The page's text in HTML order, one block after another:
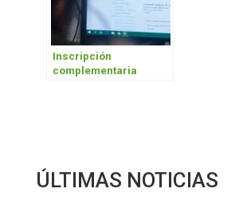
Inscripción
complementaria
ÚLTIMAS NOTICIAS